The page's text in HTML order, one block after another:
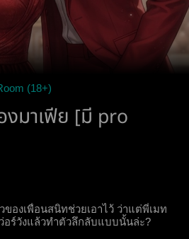
(18+)
งมาเฟีย [มี pro
องเพื่อนสนิทช่วยเอาไว้ ว่าแต่พี่เมท
อร์วังแล้วทำตัวลึกลับแบบนั้นล่ะ?